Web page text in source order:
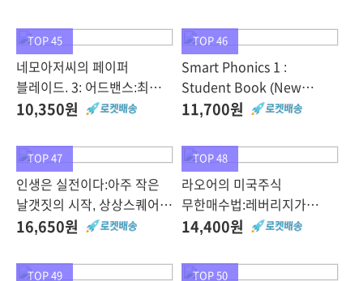
TOP 45
네모아저씨의 페이퍼
블레이드. 3: 어드밴스:최강의
팽이를 향한 끊임없는 전진!,
10,350원
TOP 46
Smart Phonics 1 :
Student Book (New
Edition), Smart Phonics 1
Edition)(CD1..
11,700원
TOP 47
인생은 실전이다:아주 작은
날갯짓의 시작, 상상스퀘어,
신영준, 주연규
16,650원
TOP 48
라오어의 미국주식
무한매수법:레버리지가
아니면 평범한 인생을 바꿀
14,400원
TOP 49 TOP 50